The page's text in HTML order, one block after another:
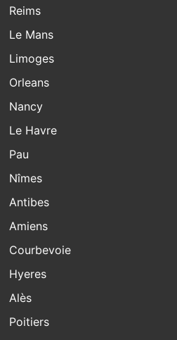
Reims
Le Mans
Limoges
Orleans
Nancy
Le Havre
Pau
Nîmes
Antibes
Amiens
Courbevoie
Hyeres
Alès
Poitiers